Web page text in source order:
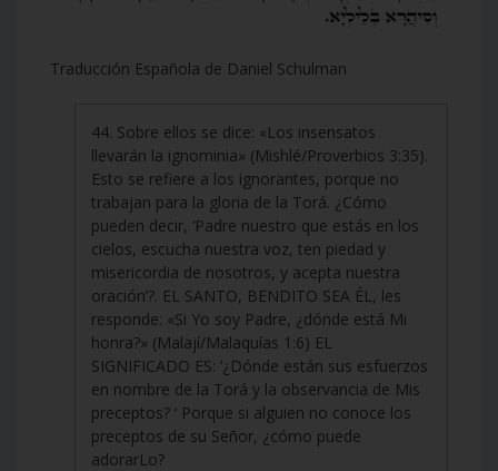
Traducción Española de Daniel Schulman
44. Sobre ellos se dice: «Los insensatos
llevarán la ignominia» (Mishlé/Proverbios 3:35).
Esto se refiere a los ignorantes, porque no
trabajan para la gloria de la Torá. ¿Cómo
pueden decir, ‘Padre nuestro que estás en los
cielos, escucha nuestra voz, ten piedad y
misericordia de nosotros, y acepta nuestra
oración’?. EL SANTO, BENDITO SEA ÉL, les
responde: «Si Yo soy Padre, ¿dónde está Mi
honra?» (Malají/Malaquías 1:6) EL
SIGNIFICADO ES: ‘¿Dónde están sus esfuerzos
en nombre de la Torá y la observancia de Mis
preceptos? ‘ Porque si alguien no conoce los
preceptos de su Señor, ¿cómo puede
adorarLo?